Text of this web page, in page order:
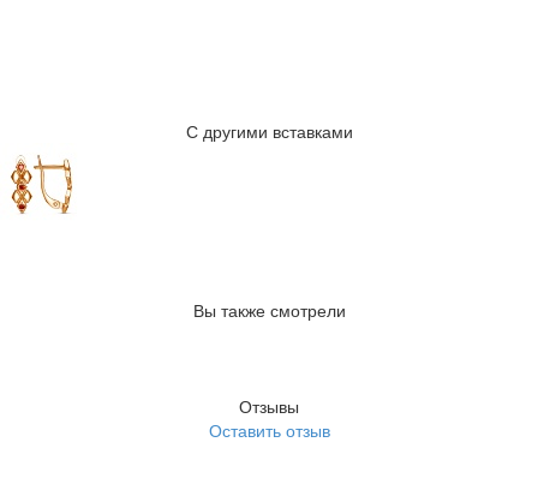
С другими вставками
Вы также смотрели
Отзывы
Оставить отзыв